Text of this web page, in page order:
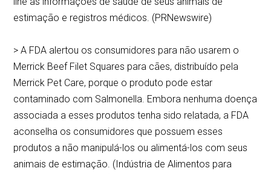
estimação e registros médicos. (PRNewswire)
> A FDA alertou os consumidores para não usarem o
Merrick Beef Filet Squares para cães, distribuído pela
Merrick Pet Care, porque o produto pode estar
contaminado com Salmonella. Embora nenhuma doença
associada a esses produtos tenha sido relatada, a FDA
aconselha os consumidores que possuem esses
produtos a não manipulá-los ou alimentá-los com seus
animais de estimação. (Indústria de Alimentos para